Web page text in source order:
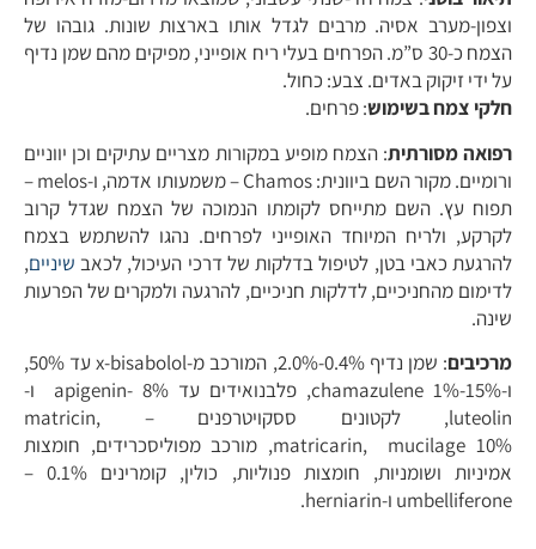
וצפון-מערב אסיה. מרבים לגדל אותו בארצות שונות. גובהו של
הצמח כ-30 ס”מ. הפרחים בעלי ריח אופייני, מפיקים מהם שמן נדיף
על ידי זיקוק באדים. צבע: כחול.
חלקי צמח בשימוש: פרחים.
רפואה מסורתית: הצמח מופיע במקורות מצריים עתיקים וכן יווניים
ורומיים. מקור השם ביוונית: Chamos – משמעותו אדמה, ו-melos –
תפוח עץ. השם מתייחס לקומתו הנמוכה של הצמח שגדל קרוב
לקרקע, ולריח המיוחד האופייני לפרחים. נהגו להשתמש בצמח
להרגעת כאבי בטן, לטיפול בדלקות של דרכי העיכול, לכאב שיניים,
לדימום מהחניכיים, לדלקות חניכיים, להרגעה ולמקרים של הפרעות
שינה.
מרכיבים
: שמן נדיף 0.4%-2.0%, המורכב מ-x-bisabolol עד 50%,
ו-chamazulene 1%-15%, פלבנואידים עד 8% -apigenin ו-
luteolin, לקטונים ססקויטרפנים – matricin,
matricarin, mucilage 10%, מורכב מפוליסכרידים, חומצות
אמיניות ושומניות, חומצות פנוליות, כולין, קומרינים 0.1% –
umbelliferone ו-herniarin.